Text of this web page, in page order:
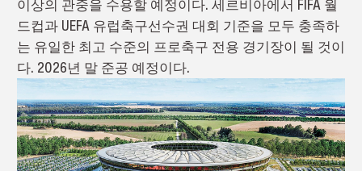
이상의 관중을 수용할 예정이다. 세르비아에서 FIFA 월
드컵과 UEFA 유럽축구선수권 대회 기준을 모두 충족하
는 유일한 최고 수준의 프로축구 전용 경기장이 될 것이
다. 2026년 말 준공 예정이다.